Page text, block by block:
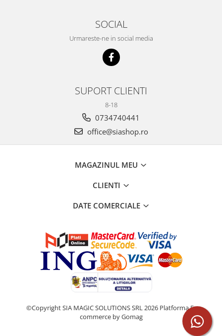
SOCIAL
Urmareste-ne in social media
SUPORT CLIENTI
8-18
0734740441
office@siashop.ro
MAGAZINUL MEU
CLIENTI
DATE COMERCIALE
©Copyright SIA MAGIC SOLUTIONS SRL 2026 Platforma E-
commerce by Gomag